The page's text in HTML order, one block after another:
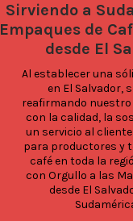
Sirviendo a
Empaques de
desde El
Al establecer una
en El Salvador,
reafirmando
con la calidad, la
un servicio al
para productores y
café en toda la
con Orgullo a las
desde El